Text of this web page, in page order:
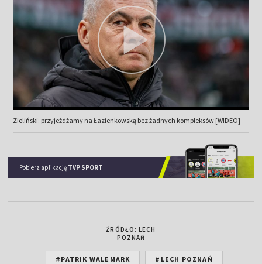
Zieliński: przyjeżdżamy na Łazienkowską bez żadnych kompleksów [WIDEO]
Pobierz aplikację TVP SPORT
ŹRÓDŁO: LECH
POZNAŃ
#PATRIK WALEMARK #LECH POZNAŃ